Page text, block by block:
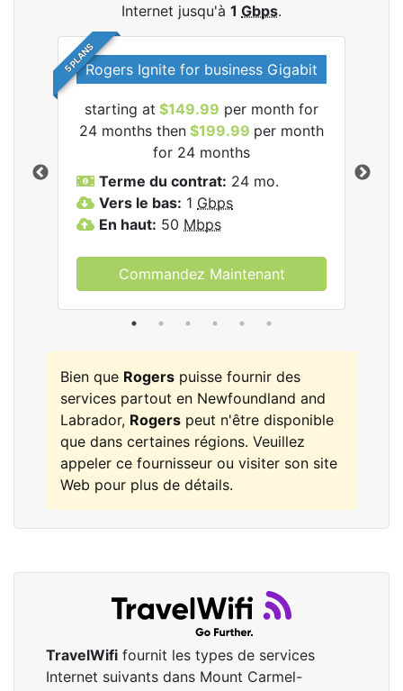
Internet jusqu'à 1 Gbps.
5 PLANSRogers Ignite for business Gigabit
starting at $149.99 per month for
24 months then $199.99 per month
for 24 months
Terme du contrat: 24 mo.
Vers le bas: 1 Gbps
En haut: 50 Mbps
Commandez Maintenant
Bien que Rogers puisse fournir des
services partout en Newfoundland and
Labrador, Rogers peut n'être disponible
que dans certaines régions. Veuillez
appeler ce fournisseur ou visiter son site
Web pour plus de détails.
TravelWifi fournit les types de services
Internet suivants dans Mount Carmel-